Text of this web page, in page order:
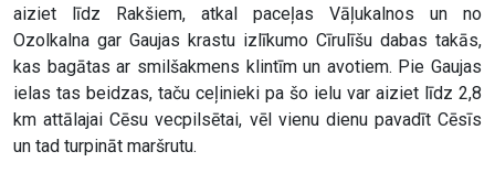
aiziet līdz Rakšiem, atkal paceļas Vāļukalnos un no
Ozolkalna gar Gaujas krastu izlīkumo Cīrulīšu dabas takās,
kas bagātas ar smilšakmens klintīm un avotiem. Pie Gaujas
ielas tas beidzas, taču ceļinieki pa šo ielu var aiziet līdz 2,8
km attālajai Cēsu vecpilsētai, vēl vienu dienu pavadīt Cēsīs
un tad turpināt maršrutu.